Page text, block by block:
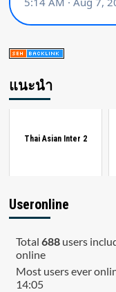
แนะนำ
Thai Asian Inter 2
Useronline
Total 688users
online
Most users ever
14:05